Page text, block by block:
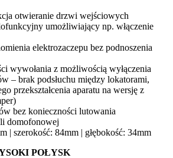
otwieranie drzwi wejściowych
umożliwiający np. włączenie
elektrozaczepu bez podnoszenia
wywołania z możliwością wyłączenia
– brak podsłuchu między lokatorami,
przekształcenia aparatu na wersję z
bez konieczności lutowania
domofonowej
| szerokość: 84mm | głębokość: 34mm
POŁYSK